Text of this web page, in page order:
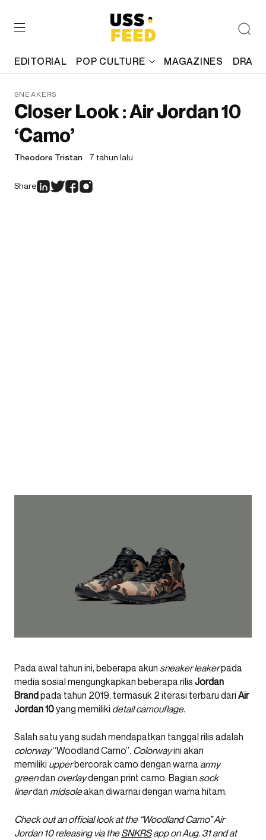
EDITORIAL POP CULTURE MAGAZINES
SNEAKERS
Closer Look : Air Jordan 10
‘Camo’
Theodore Tristan 7 tahun lalu
Share
Pada awal tahun ini, beberapa akun sneaker leakerpada
media sosial mengungkapkan beberapa rilis Jordan
Brandpada tahun 2019, termasuk 2 iterasi terbaru dari Air
Jordan 10yang memiliki detailcamouflage.
Salah satu yang sudah mendapatkan tanggal rilis adalah
colorway“Woodland Camo”. Colorwayini akan
memiliki upperbercorak camo dengan warnaarmy
greendan overlaydengan print camo. Bagian sock
linerdan midsoleakan diwarnai dengan warna hitam.
Check out an official look at the “Woodland Camo” Air
Jordan 10 releasing via theSNKRSapp on Aug. 31 and at